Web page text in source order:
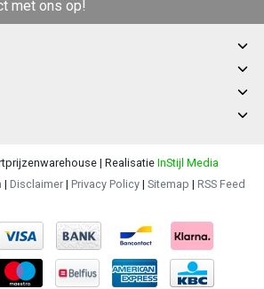
met ons op!
| Realisatie InStijl Media
| Disclaimer | Privacy Policy | Sitemap | RSS Feed